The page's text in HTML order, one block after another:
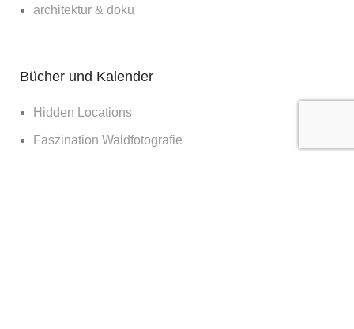
architektur & doku
Bücher und Kalender
Hidden Locations
Faszination Waldfotografie